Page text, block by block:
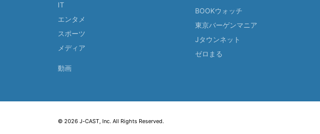
IT
エンタメ
スポーツ
メディア
動画
BOOKウォッチ
東京バーゲンマニア
Jタウンネット
ゼロまる
© 2026 J-CAST, Inc. All Rights Reserved.